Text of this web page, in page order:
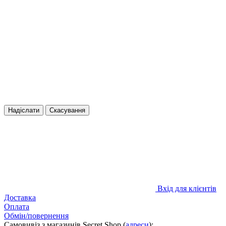
Надіслати Скасування
Вхід для клієнтів
Доставка
Оплата
Обмін/повернення